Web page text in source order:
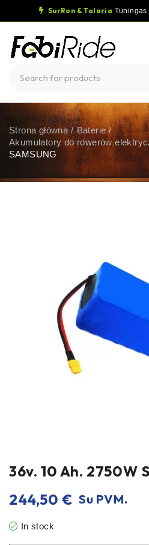
SurRon & Talaria Tuningas
Strona główna / Baterie /
Akumulatory do rowerów
SAMSUNG
36v. 10 Ah. 2750W
244,50€ Su PVM.
In stock